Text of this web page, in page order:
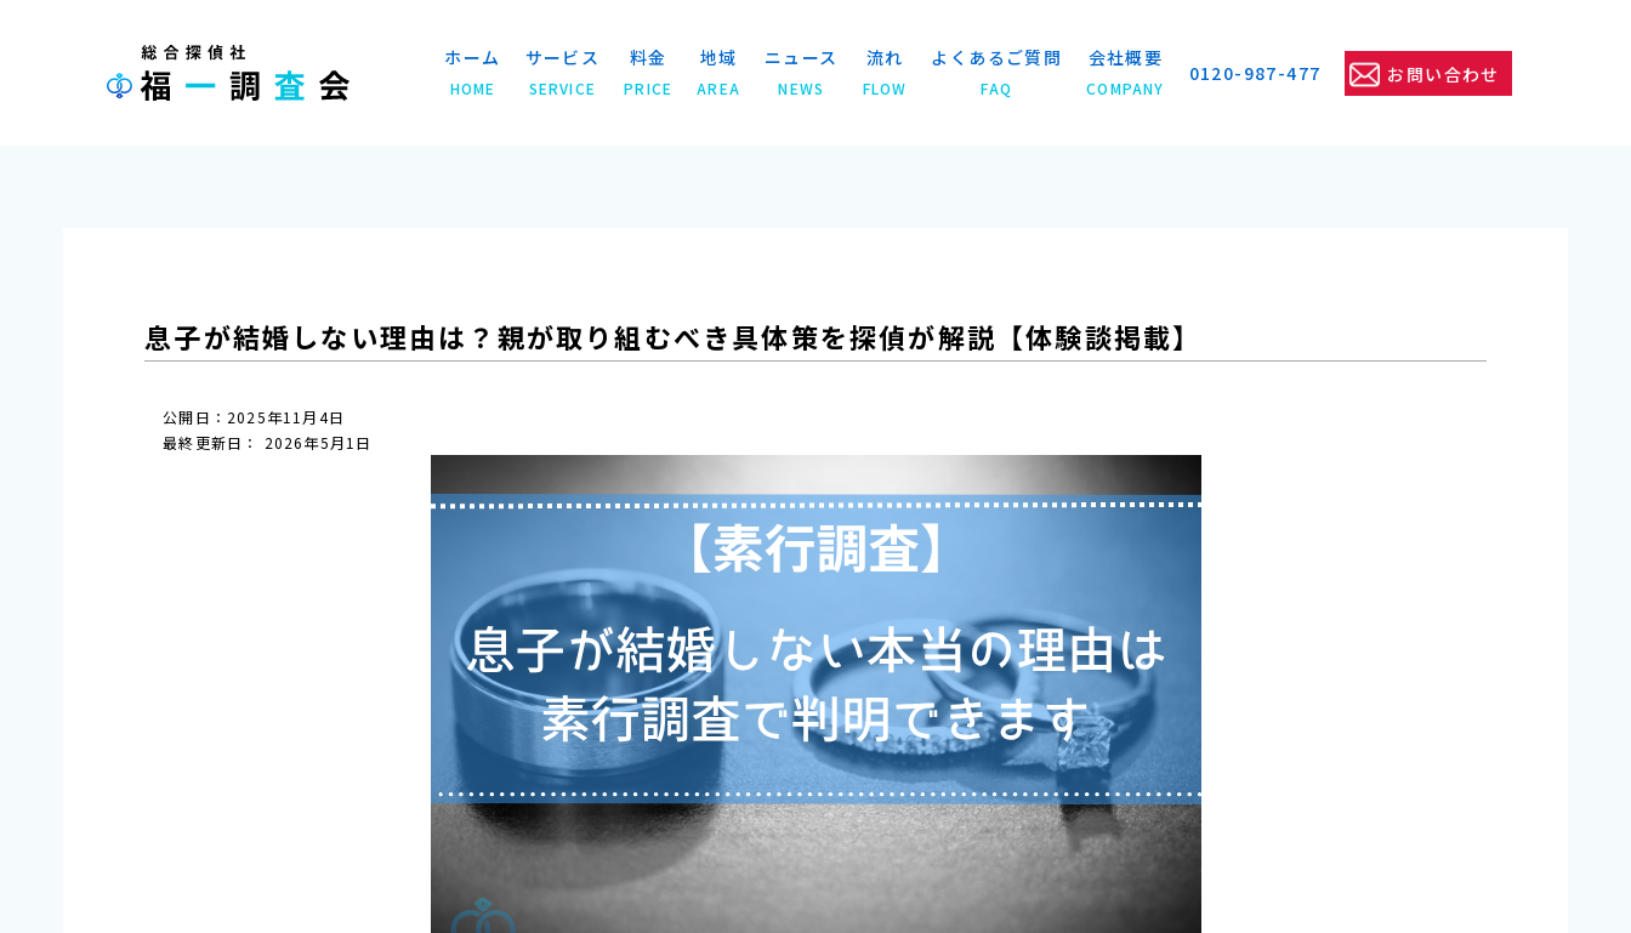
ホーム
HOME
サービス
SERVICE
料金
PRICE
地域
AREA
ニュース
NEWS
流れ
FLOW
よくあるご質問
FAQ
会社概要
COMPANY
0120-987-477 お問い合わせ
息子が結婚しない理由は？親が取り組むべき具体策を探偵が解説【体験談掲載】
公開日：2025年11月4日
最終更新日： 2026年5月1日